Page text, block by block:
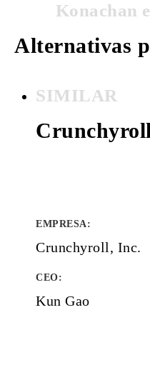
Konachan
Alternativas
SIMILAR
Crunchyroll
EMPRESA:
Crunchyroll, Inc.
CEO:
Kun Gao